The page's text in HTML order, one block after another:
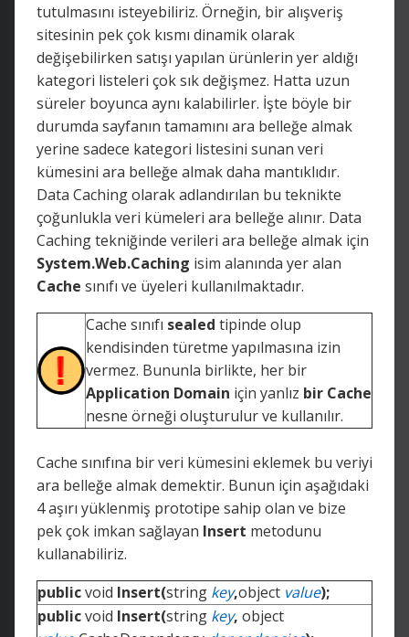
tutulmasını isteyebiliriz. Örneğin, bir alışveriş
sitesinin pek çok kısmı dinamik olarak
değişebilirken satışı yapılan ürünlerin yer aldığı
kategori listeleri çok sık değişmez. Hatta uzun
süreler boyunca aynı kalabilirler. İşte böyle bir
durumda sayfanın tamamını ara belleğe almak
yerine sadece kategori listesini sunan veri
kümesini ara belleğe almak daha mantıklıdır.
Data Caching olarak adlandırılan bu teknikte
çoğunlukla veri kümeleri ara belleğe alınır. Data
Caching tekniğinde verileri ara belleğe almak için
System.Web.Caching isim alanında yer alan
Cache sınıfı ve üyeleri kullanılmaktadır.
Cache sınıfı sealed tipinde olup
kendisinden türetme yapılmasına izin
vermez. Bununla birlikte, her bir
Application Domain için yanlız bir Cache
nesne örneği oluşturulur ve kullanılır.
Cache sınıfına bir veri kümesini eklemek bu veriyi
ara belleğe almak demektir. Bunun için aşağıdaki
4 aşırı yüklenmiş prototipe sahip olan ve bize
pek çok imkan sağlayan Insert metodunu
kullanabiliriz.
publicvoid Insert(string key,object value);
publicvoid Insert(string key, object